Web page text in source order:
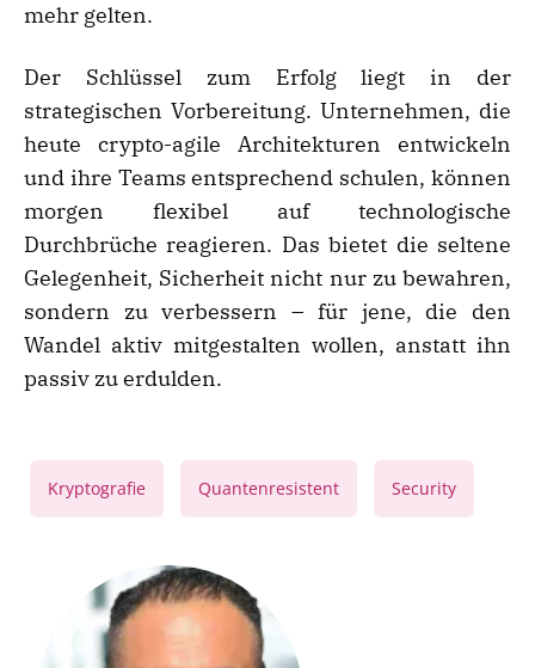
mehr gelten.
Der Schlüssel zum Erfolg liegt in der
strategischen Vorbereitung. Unternehmen, die
heute crypto-agile Architekturen entwickeln
und ihre Teams entsprechend schulen, können
morgen flexibel auf technologische
Durchbrüche reagieren. Das bietet die seltene
Gelegenheit, Sicherheit nicht nur zu bewahren,
sondern zu verbessern – für jene, die den
Wandel aktiv mitgestalten wollen, anstatt ihn
passiv zu erdulden.
Kryptografie Quantenresistent Security